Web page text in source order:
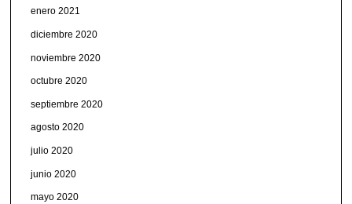
enero 2021
diciembre 2020
noviembre 2020
octubre 2020
septiembre 2020
agosto 2020
julio 2020
junio 2020
mayo 2020